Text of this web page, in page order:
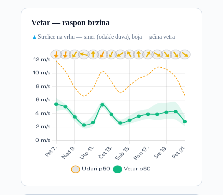
Vetar — raspon brzina
▲ Strelice na vrhu — smer (odakle duva); boja = jačina vetra